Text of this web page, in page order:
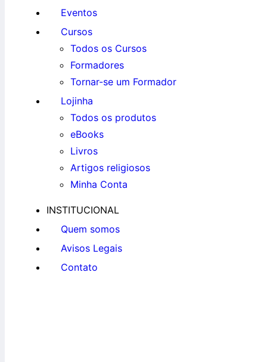
Eventos
Cursos
Todos os Cursos
Formadores
Tornar-se um Formador
Lojinha
Todos os produtos
eBooks
Livros
Artigos religiosos
Minha Conta
INSTITUCIONAL
Quem somos
Avisos Legais
Contato